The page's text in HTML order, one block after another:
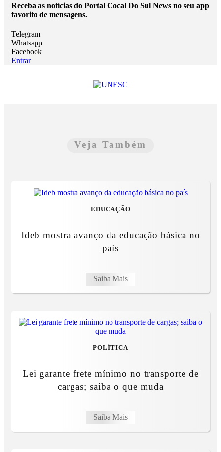
Receba as notícias do Portal Cocal Do Sul News no seu app
favorito de mensagens.
Telegram
Whatsapp
Facebook
Entrar
Veja Também
EDUCAÇÃO
Ideb mostra avanço da educação básica no
país
Saiba Mais
POLÍTICA
Lei garante frete mínimo no transporte de
cargas; saiba o que muda
Saiba Mais